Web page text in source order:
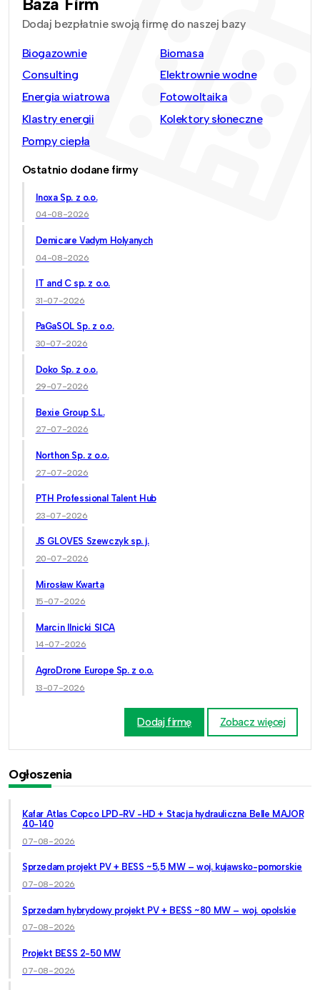
Dodaj bezpłatnie swoją firmę do naszej bazy
Biogazownie
Biomasa
Consulting
Elektrownie wodne
Energia wiatrowa
Fotowoltaika
Klastry energii
Kolektory słoneczne
Pompy ciepła
Ostatnio dodane firmy
Inoxa Sp. z o.o.
04-08-2026
Demicare Vadym Holyanych
04-08-2026
IT and C sp. z o.o.
31-07-2026
PaGaSOL Sp. z o.o.
30-07-2026
Doko Sp. z o.o.
29-07-2026
Bexie Group S.L.
27-07-2026
Northon Sp. z o.o.
27-07-2026
PTH Professional Talent Hub
23-07-2026
JS GLOVES Szewczyk sp. j.
20-07-2026
Mirosław Kwarta
15-07-2026
Marcin Ilnicki SICA
14-07-2026
AgroDrone Europe Sp. z o.o.
13-07-2026
Dodaj firmę Zobacz więcej
Ogłoszenia
Kafar Atlas Copco LPD-RV -HD + Stacja hydrauliczna Belle MAJOR
40-140
07-08-2026
Sprzedam projekt PV + BESS ~5,5 MW – woj. kujawsko-pomorskie
07-08-2026
Sprzedam hybrydowy projekt PV + BESS ~80 MW – woj. opolskie
07-08-2026
Projekt BESS 2-50 MW
07-08-2026